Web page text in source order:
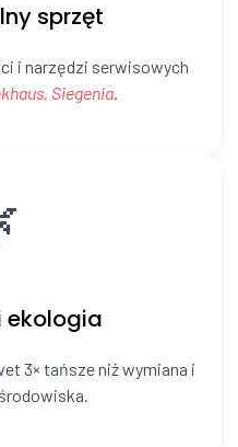
sprzęt
i narzędzi serwisowych
Siegenia.
ekologia
3× tańsze niż wymiana i